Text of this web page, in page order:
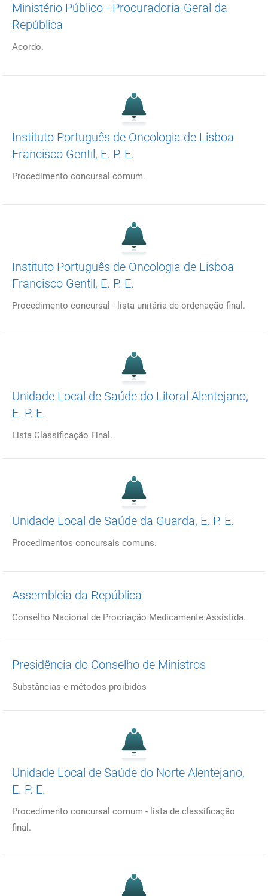
Ministério Público - Procuradoria-Geral da
República
Acordo.
Instituto Português de Oncologia de Lisboa
Francisco Gentil, E. P. E.
Procedimento concursal comum.
Instituto Português de Oncologia de Lisboa
Francisco Gentil, E. P. E.
Procedimento concursal - lista unitária de ordenação final.
Unidade Local de Saúde do Litoral Alentejano,
E. P. E.
Lista Classificação Final.
Unidade Local de Saúde da Guarda, E. P. E.
Procedimentos concursais comuns.
Assembleia da República
Conselho Nacional de Procriação Medicamente Assistida.
Presidência do Conselho de Ministros
Substâncias e métodos proibidos
Unidade Local de Saúde do Norte Alentejano,
E. P. E.
Procedimento concursal comum - lista de classificação
final.